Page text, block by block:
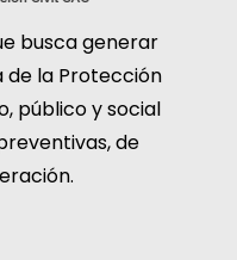
busca generar
la Protección
público y social
de